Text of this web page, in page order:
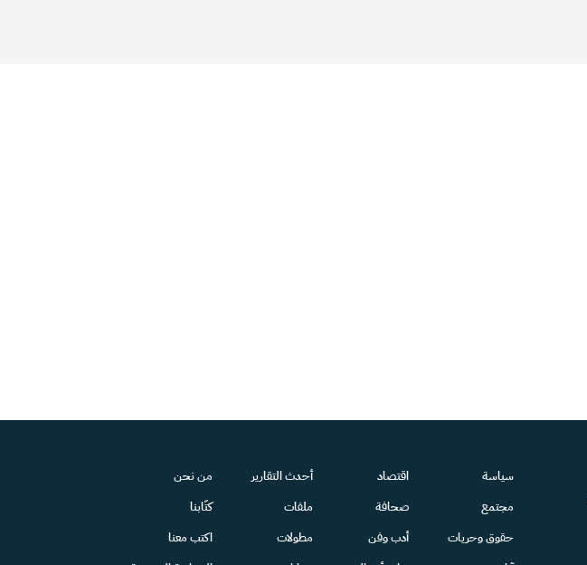
سياسة
مجتمع
حقوق وحريات
اقتصاد
صحافة
أدب وفن
أحدث التقارير
ملفات
مطولات
من نحن
كتّابنا
اكتب معنا